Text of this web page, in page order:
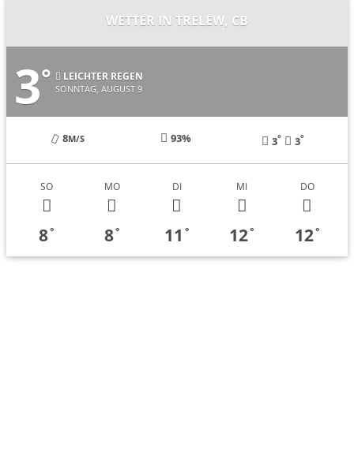
WETTER IN TRELEW, CB
3° LEICHTER REGEN
SONNTAG, AUGUST 9
8M/S 93% 3° 3°
SO
8°
MO
8°
DI
11 °
MI
12°
DO
12°